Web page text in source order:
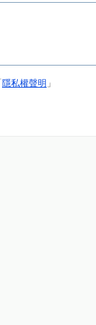
隱私權聲明 」